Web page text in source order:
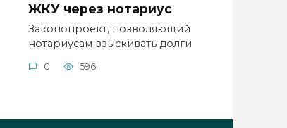
ЖКУ через нотариус
Законопроект, позволяющий
нотариусам взыскивать долги
0 596